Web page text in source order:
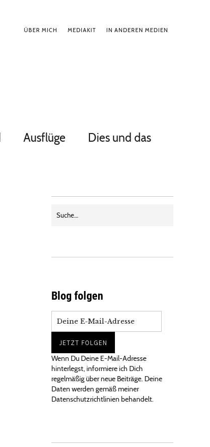
ÜBER MICH MEDIAKIT IN ANDEREN MEDIEN
Ausflüge Dies und das
Blog folgen
Wenn Du Deine E-Mail-Adresse
hinterlegst, informiere ich Dich
regelmäßig über neue Beiträge. Deine
Daten werden gemäß meiner
Datenschutzrichtlinien behandelt.